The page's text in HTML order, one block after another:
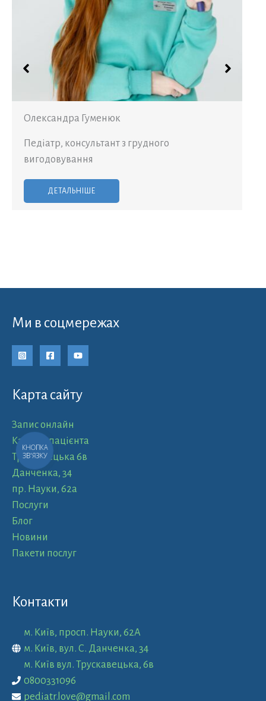
Олександра Гуменюк
Педіатр, консультант з грудного
вигодовування
ДЕТАЛЬНІШЕ
Ми в соцмережах
Карта сайту
Запис онлайн
Кабінет пацієнта
Трускавецька 6в
Данченка, 34
пр. Науки, 62а
Послуги
Блог
Новини
Пакети послуг
Контакти
м. Київ, просп. Науки, 62А
м. Київ, вул. С. Данченка, 34
м. Київ вул. Трускавецька, 6в
0800331096
pediatr.love@gmail.com
КНОПКА
ЗВ'ЯЗКУ